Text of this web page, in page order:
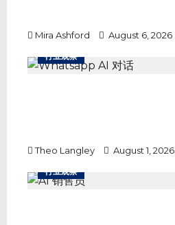
Mira Ashford August 6, 2026
行业观察
Theo Langley August 1, 2026
行业观察